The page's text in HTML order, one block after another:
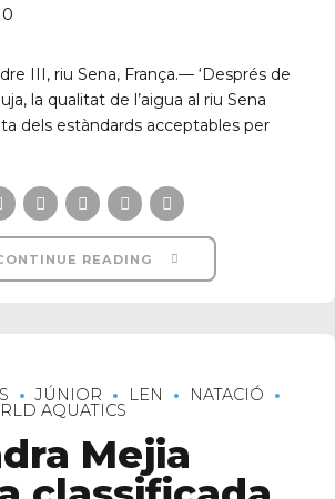
0
III, riu Sena, França.— ‘Després de
la qualitat de l’aigua al riu Sena
dels estàndards acceptables per
READING
JÚNIOR LEN NATACIÓ
AQUATICS
Mejia